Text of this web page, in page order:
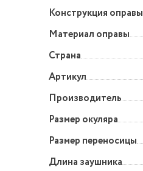
Конструкция оправы
Материал оправы
Страна
Артикул
Производитель
Размер окуляра
Размер переносицы
Длина заушника